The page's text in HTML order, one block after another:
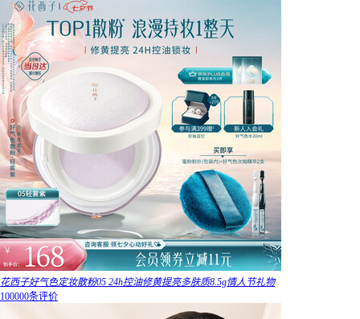
花西子好气色定妆散粉05 24h控油修黄提亮多肤质8.5g情人节礼物
100000条评价